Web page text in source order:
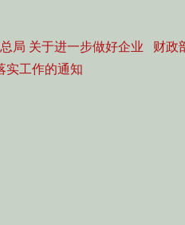
局 关于进一步做好企业
实工作的通知
Next
财政